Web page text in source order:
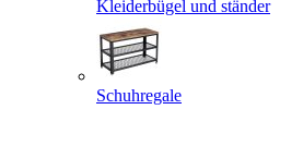
Kleiderbügel und ständer
Schuhregale